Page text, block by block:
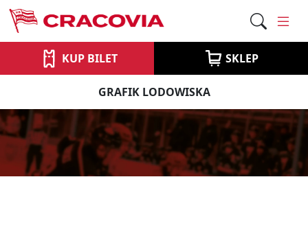
KUP BILET SKLEP
GRAFIK LODOWISKA